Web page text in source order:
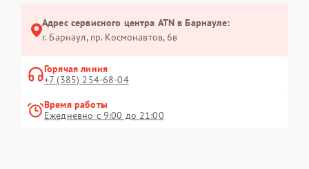
Адрес сервисного центра ATN в Барнауле:
г. Барнаул, ​пр. Космонавтов, 6в
Горячая линия
+7 (385) 254-68-04
Время работы
Ежедневно с 9:00 до 21:00